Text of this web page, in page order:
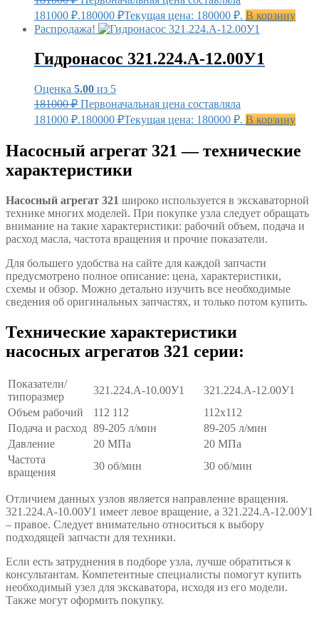
181000 ₽.180000 ₽Текущая цена: 180000 ₽. В корзину
Распродажа!
Гидронасос 321.224.А-12.00У1
Оценка 5.00 из 5
181000₽ Первоначальная цена составляла
181000 ₽.180000 ₽Текущая цена: 180000 ₽. В корзину
Насосный агрегат 321 — технические
характеристики
Насосный агрегат 321 широко используется в экскаваторной
технике многих моделей. При покупке узла следует обращать
внимание на такие характеристики: рабочий объем, подача и
расход масла, частота вращения и прочие показатели.
Для большего удобства на сайте для каждой запчасти
предусмотрено полное описание: цена, характеристики,
схемы и обзор. Можно детально изучить все необходимые
сведения об оригинальных запчастях, и только потом купить.
Технические характеристики
насосных агрегатов 321 серии:
Показатели/
типоразмер
321.224.А-10.00У1
321.224.А-12.00У1
Объем рабочий
112 112
112х112
Подача и расход 89-205 л/мин
89-205 л/мин
Давление
20 МПа
20 МПа
Частота
вращения
30 об/мин 30 об/мин
Отличием данных узлов является направление вращения.
321.224.А-10.00У1 имеет левое вращение, а 321.224.А-12.00У1
– правое. Следует внимательно относиться к выбору
подходящей запчасти для техники.
Если есть затруднения в подборе узла, лучше обратиться к
консультантам. Компетентные специалисты помогут купить
необходимый узел для экскаватора, исходя из его модели.
Также могут оформить покупку.